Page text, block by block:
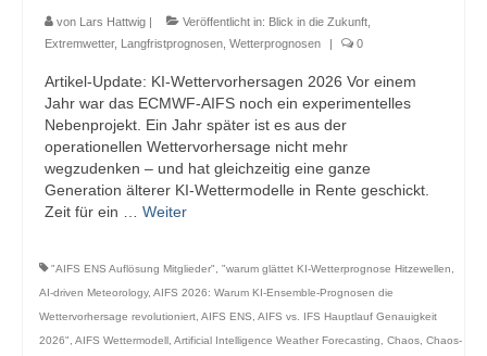
Glossar
Datenschutz
Impressum
von Lars Hattwig | Veröffentlicht in: Blick in die Zukunft
Extremwetter, Langfristprognosen Wetterprognosen | 0
Artikel-Update: KI-Wettervorhersagen 2026 Vor einem
Jahr war das ECMWF-AIFS noch ein experimentelles
Nebenprojekt. Ein Jahr später ist es aus der
operationellen Wettervorhersage nicht mehr
wegzudenken – und hat gleichzeitig eine ganze
Generation älterer KI-Wettermodelle in Rente geschickt.
Zeit für ein … Weiter
"AIFS ENS Auflösung Mitglieder" "warum glättet KI-Wetterprognose Hitzewellen
AI-driven Meteorology, AIFS 2026: Warum KI-Ensemble-Prognosen die
Wettervorhersage revolutioniert AIFS ENS AIFS vs. IFS Hauptlauf Genauigkeit
2026" AIFS Wettermodell Artificial Intelligence Weather Forecasting Chaos Chaos-